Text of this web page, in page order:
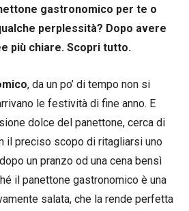
gastronomico per te o
perplessità? Dopo avere
più chiare. Scopri tutto.
, da un po’ di tempo non si
le festività di fine anno. E
dolce del panettone, cerca di
il preciso scopo di ritagliarsi uno
un pranzo od una cena bensì
il panettone gastronomico è una
salata, che la rende perfetta